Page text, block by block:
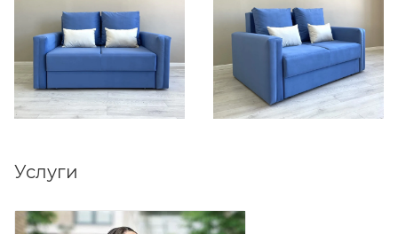
Под заказ цветовое исполнение в коллекции ткани
велюр. Коллекция Velutto более 20 цветовых
решений на выбор.
Услуги